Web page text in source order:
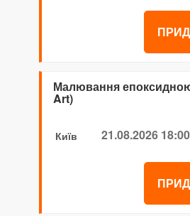
Малювання
Art)
Київ 21.08.2026 18:00